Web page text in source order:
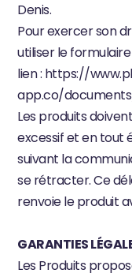
Denis.
Pour exercer son
utiliser le
lien : https://
app.co/
Les produits
excessif et en tout
suivant la
se rétracter. Ce
renvoie le produit
GARANTIES
Les Produits